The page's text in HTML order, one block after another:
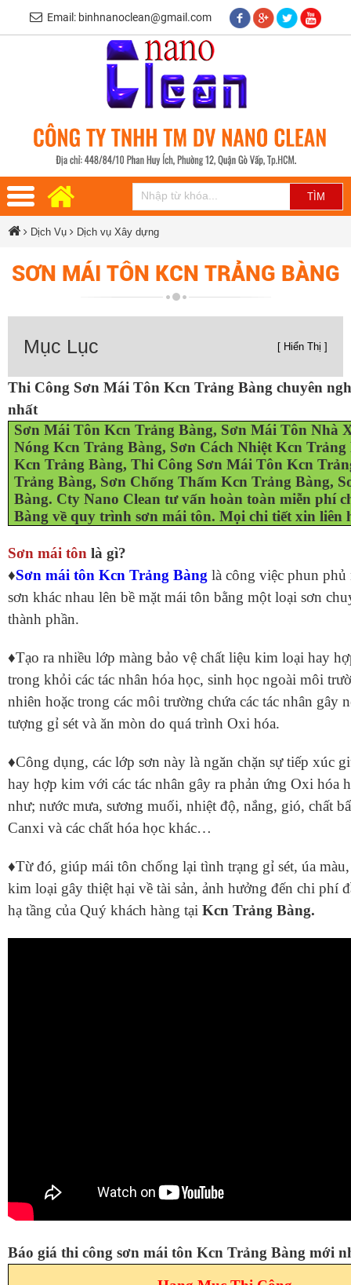
Email: binhnanoclean@gmail.com
Dịch Vụ Dịch vụ Xây dựng
SƠN MÁI TÔN KCN TRẢNG BÀNG
Mục Lục [ Hiển Thị ]
Thi Công Sơn Mái Tôn Kcn Trảng Bàng chuyên
nhất
Sơn Mái Tôn Kcn Trảng Bàng, Sơn Mái Tôn Nhà
Nóng Kcn Trảng Bàng, Sơn Cách Nhiệt Kcn
Kcn Trảng Bàng, Thi Công Sơn Mái Tôn Kcn
Trảng Bàng, Sơn Chống Thấm Kcn Trảng Bàng,
Bàng. Cty Nano Clean tư vấn hoàn toàn miễn phí
Bàng về quy trình sơn mái tôn. Mọi chi tiết xin liên
Sơn mái tôn là gì?
♦Sơn mái tôn Kcn Trảng Bàng là công việc phun
sơn khác nhau lên bề mặt mái tôn bằng một loại sơn
thành phần.
♦Tạo ra nhiều lớp màng bảo vệ chất liệu kim loại hay
trong khỏi các tác nhân hóa học, sinh học ngoài môi
nhiên hoặc trong các môi trường chứa các tác nhân gây
tượng gỉ sét và ăn mòn do quá trình Oxi hóa.
♦Công dụng, các lớp sơn này là ngăn chặn sự tiếp xúc
hay hợp kim với các tác nhân gây ra phản ứng Oxi hóa
như; nước mưa, sương muối, nhiệt độ, nắng, gió, chất
Canxi và các chất hóa học khác…
♦Từ đó, giúp mái tôn chống lại tình trạng gỉ sét, úa
kim loại gây thiệt hại về tài sản, ảnh hưởng đến chi phí
hạ tầng của Quý khách hàng tại Kcn Trảng Bàng.
Báo giá thi công sơn mái tôn Kcn Trảng Bàng mới